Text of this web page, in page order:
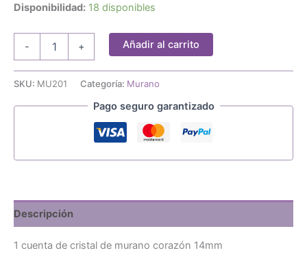
Disponibilidad: 18 disponibles
-
corazón
14mm
+ Añadir al carrito
SKU: MU201 Categoría: Murano
Pago seguro garantizado
Descripción
1 cuenta de cristal de murano corazón 14mm